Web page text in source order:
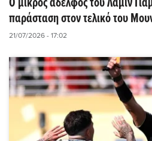
παράσταση στον τελικό του
21/07/2026 - 17:02